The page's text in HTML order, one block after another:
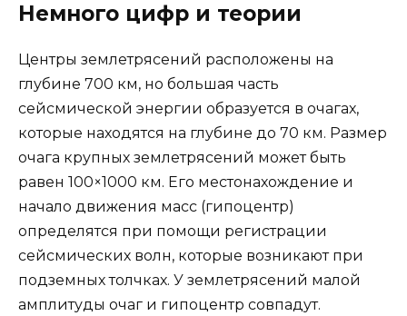
Немного цифр и теории
Центры землетрясений расположены на
глубине 700 км, но большая часть
сейсмической энергии образуется в очагах,
которые находятся на глубине до 70 км. Размер
очага крупных землетрясений может быть
равен 100×1000 км. Его местонахождение и
начало движения масс (гипоцентр)
определятся при помощи регистрации
сейсмических волн, которые возникают при
подземных толчках. У землетрясений малой
амплитуды очаг и гипоцентр совпадут.